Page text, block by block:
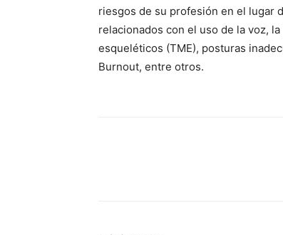
riesgos de su profesión en el lugar
relacionados con el uso de la voz,
esqueléticos (TME), posturas
Burnout, entre otros.